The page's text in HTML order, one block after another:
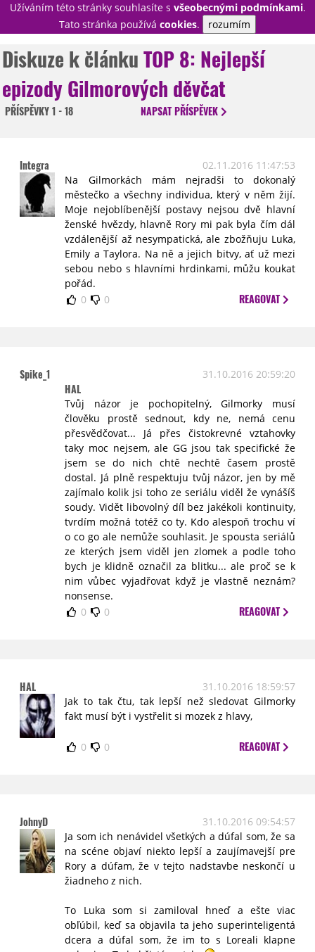
Užíváním této stránky souhlasíte s všeobecnými podmínkami.
Tato stránka používá cookies. rozumím
PŘIHLÁSIT
NOVINKY
TÉMATA
DISKUZE
STATISTIKY
TIRÁŽ
Diskuze k článkuTOP 8: Nejlepší
epizody Gilmorových děvčat
PŘÍSPĚVKY1 - 18 NAPSATPŘÍSPĚVEK
Integra
02.11.2016 11:47:53
Na Gilmorkách mám nejradši to dokonalý
městečko a všechny individua, který v něm žijí.
Moje nejoblíbenější postavy nejsou dvě hlavní
ženské hvězdy, hlavně Rory mi pak byla čím dál
vzdálenější až nesympatická, ale zbožňuju Luka,
Emily a Taylora. Na ně a jejich bitvy, ať už mezi
sebou nebo s hlavními hrdinkami, můžu koukat
pořád.
0
0 REAGOVAT
Spike_1 31.10.2016 20:59:20
HAL
Tvůj názor je pochopitelný, Gilmorky musí
člověku prostě sednout, kdy ne, nemá cenu
přesvědčovat... Já přes čistokrevné vztahovky
taky moc nejsem, ale GG jsou tak specifické že
jsem se do nich chtě nechtě časem prostě
dostal. Já plně respektuju tvůj názor, jen by mě
zajímalo kolik jsi toho ze seriálu viděl že vynášíš
soudy. Vidět libovolný díl bez jakékoli kontinuity,
tvrdím možná totéž co ty. Kdo alespoň trochu ví
o co go ale nemůže souhlasit. Je spousta seriálů
ze kterých jsem viděl jen zlomek a podle toho
bych je klidně označil za blitku... ale proč se k
nim vůbec vyjadřovat když je vlastně neznám?
nonsense.
0
0 REAGOVAT
HAL
31.10.2016 18:59:57
Jak to tak čtu, tak lepší než sledovat Gilmorky
fakt musí být i vystřelit si mozek z hlavy,
0 0 REAGOVAT
JohnyD
31.10.2016 09:54:57
Ja som ich nenávidel všetkých a dúfal som, že sa
na scéne objaví niekto lepší a zaujímavejší pre
Rory a dúfam, že v tejto nadstavbe neskončí u
žiadneho z nich.
To Luka som si zamiloval hneď a ešte viac
obľúbil, keď sa objavila ta jeho superinteligentá
dcera a dúfal som, že im to s Loreali klapne